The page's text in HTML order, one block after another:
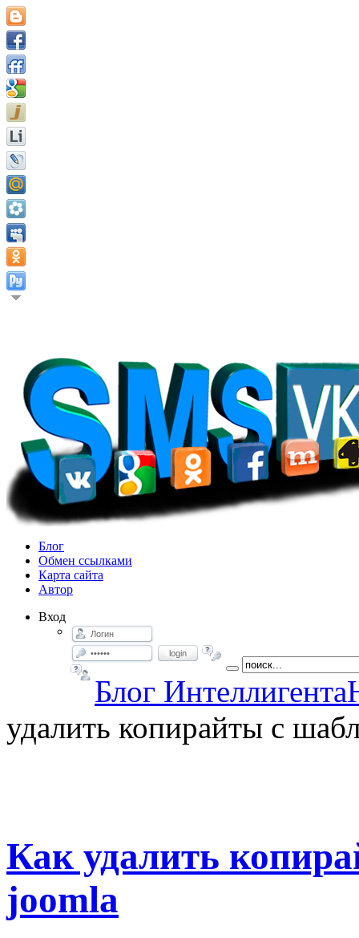
Блог
Обмен ссылками
Карта сайта
Автор
Вход
login
Блог Интеллигента
удалить копирайты с
Как удалить
joomla